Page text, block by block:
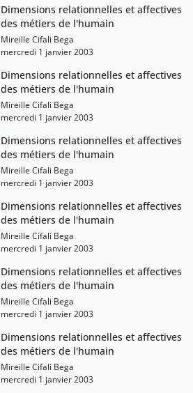
Dimensions relationnelles et affectives
des métiers de l'humain
Mireille Cifali Bega
mercredi 1 janvier 2003
Dimensions relationnelles et affectives
des métiers de l'humain
Mireille Cifali Bega
mercredi 1 janvier 2003
Dimensions relationnelles et affectives
des métiers de l'humain
Mireille Cifali Bega
mercredi 1 janvier 2003
Dimensions relationnelles et affectives
des métiers de l'humain
Mireille Cifali Bega
mercredi 1 janvier 2003
Dimensions relationnelles et affectives
des métiers de l'humain
Mireille Cifali Bega
mercredi 1 janvier 2003
Dimensions relationnelles et affectives
des métiers de l'humain
Mireille Cifali Bega
mercredi 1 janvier 2003